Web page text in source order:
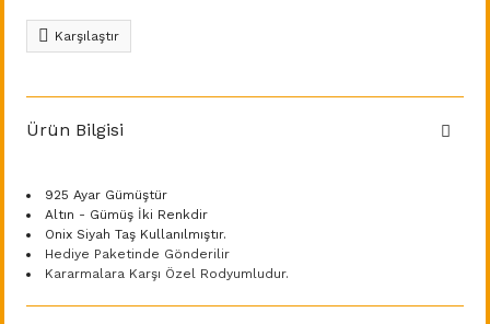
Karşılaştır
Ürün Bilgisi
925 Ayar Gümüştür
Altın - Gümüş İki Renkdir
Onix Siyah Taş Kullanılmıştır.
Hediye Paketinde Gönderilir
Kararmalara Karşı Özel Rodyumludur.